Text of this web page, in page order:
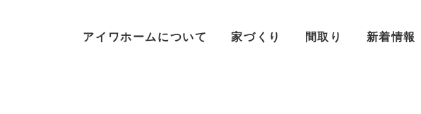
アイワホームについて 家づくり 間取り 新着情報